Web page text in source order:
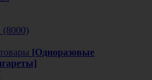
[Одноразовые